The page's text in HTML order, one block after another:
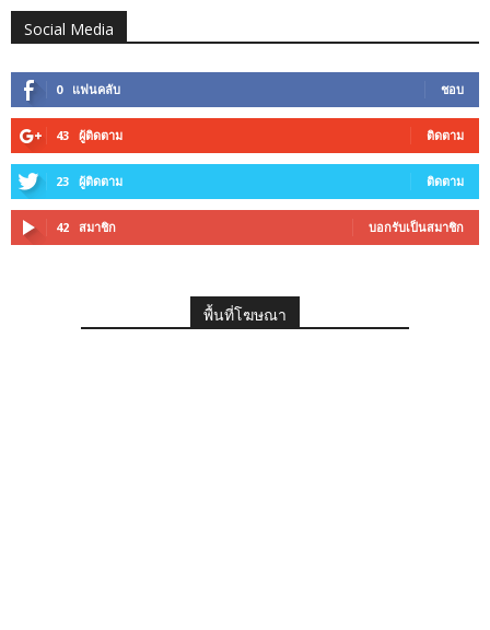
Social Media
0 แฟนคลับ ชอบ
43 ผู้ติดตาม ติดตาม
23 ผู้ติดตาม ติดตาม
42 สมาชิก บอกรับเป็นสมาชิก
พื้นที่โฆษณา